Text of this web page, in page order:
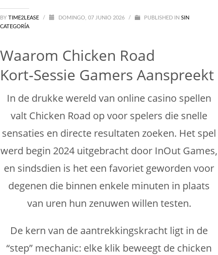
BY TIME2LEASE / DOMINGO, 07 JUNIO 2026 / PUBLISHED IN SIN
CATEGORÍA
Waarom Chicken Road
Kort‑Sessie Gamers Aanspreekt
In de drukke wereld van online casino spellen
valt Chicken Road op voor spelers die snelle
sensaties en directe resultaten zoeken. Het spel
werd begin 2024 uitgebracht door InOut Games,
en sindsdien is het een favoriet geworden voor
degenen die binnen enkele minuten in plaats
van uren hun zenuwen willen testen.
De kern van de aantrekkingskracht ligt in de
“step” mechanic: elke klik beweegt de chicken